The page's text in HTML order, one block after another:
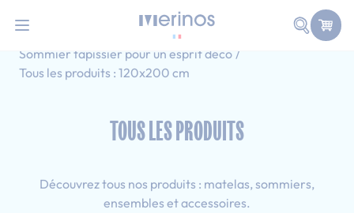
Faire
Accueil
Sommier tapissier pour un esprit déco
Tous les produits : 120x200 cm
TOUS LES PRODUITS
Découvrez tous nos produits : matelas, sommiers,
ensembles et accessoires.